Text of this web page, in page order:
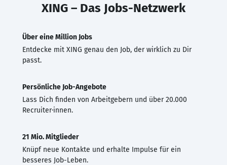
XING – Das Jobs-Netzwerk
Über eine Million Jobs
Entdecke mit XING genau den Job, der wirklich zu Dir
passt.
Persönliche Job-Angebote
Lass Dich finden von Arbeitgebern und über 20.000
Recruiter·innen.
21 Mio. Mitglieder
Knüpf neue Kontakte und erhalte Impulse für ein
besseres Job-Leben.